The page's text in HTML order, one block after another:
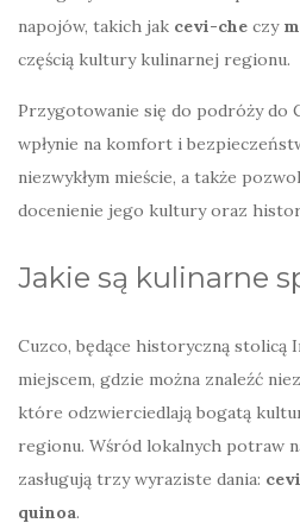
napojów, takich jak cevi-che czy
częścią kultury kulinarnej regionu.
Przygotowanie się do podróży do
wpłynie na komfort i
niezwykłym mieście, a także
docenienie jego kultury oraz
Jakie są kulinarne
Cuzco, będące historyczną stolicą
miejscem, gdzie można znaleźć
które odzwierciedlają bogatą
regionu. Wśród lokalnych potraw
zasługują trzy wyraziste dania:
quinoa.